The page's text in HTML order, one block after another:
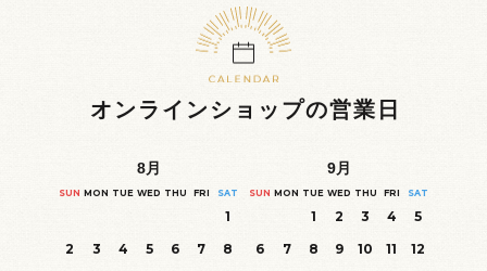
オンラインショップの営業日
8月
SUN MON TUE WED THU FRI SAT
1
2
3 4 5 6 7
8
9月
SUN MON TUE WED THU FRI SAT
1 2 3 4
5
6
7 8 9 10 11
12